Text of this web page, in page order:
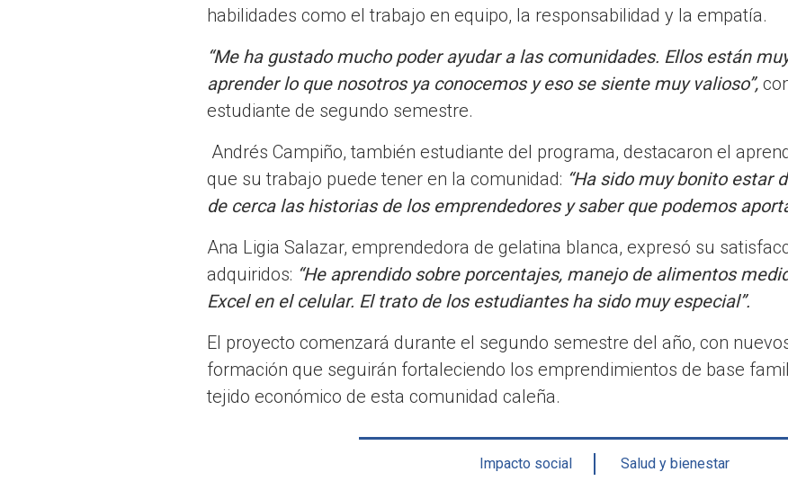
habilidades como el trabajo en equipo, la responsabilidad y la empatía.
“Me ha gustado mucho poder ayudar a las comunidades. Ellos están
aprender lo que nosotros ya conocemos y eso se siente muy valioso”,
estudiante de segundo semestre.
Andrés Campiño, también estudiante del programa, destacaron el
que su trabajo puede tener en la comunidad: “Ha sido muy bonito estar
de cerca las historias de los emprendedores y saber que podemos
Ana Ligia Salazar, emprendedora de gelatina blanca, expresó su
adquiridos: “He aprendido sobre porcentajes, manejo de alimentos
Excel en el celular. El trato de los estudiantes ha sido muy especial”.
El proyecto comenzará durante el segundo semestre del año, con
formación que seguirán fortaleciendo los emprendimientos de base
tejido económico de esta comunidad caleña.
Impacto social Salud y bienestar